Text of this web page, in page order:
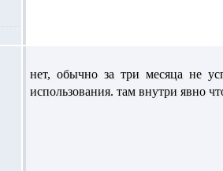
нет, обычно за три месяца не
использования. там внутри явно